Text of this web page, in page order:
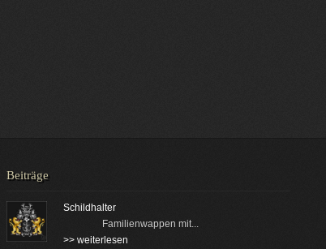
Beiträge
Schildhalter
Familienwappen mit...
>> weiterlesen